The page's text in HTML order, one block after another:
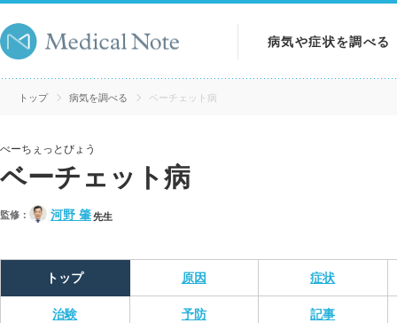
病気や症状を調べる
病気を調べる
トップ 病気を調べる ベーチェット病
べーちぇっとびょう
ベーチェット病
監修： 河野 肇先生
トップ 原因 症状
治験 予防 記事